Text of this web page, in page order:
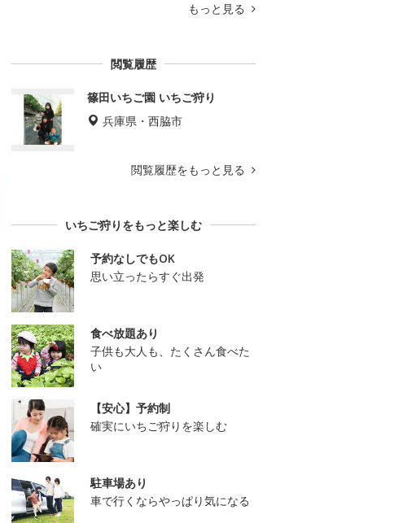
もっと見る
閲覧履歴
篠田いちご園 いちご狩り
兵庫県・西脇市
閲覧履歴をもっと見る
いちご狩りをもっと楽しむ
予約なしでもOK
思い立ったらすぐ出発
食べ放題あり
子供も大人も、たくさん食べた
い
【安心】予約制
確実にいちご狩りを楽しむ
駐車場あり
車で行くならやっぱり気になる